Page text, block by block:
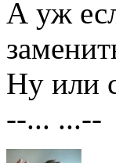
А уж
Ну или
--... ...--